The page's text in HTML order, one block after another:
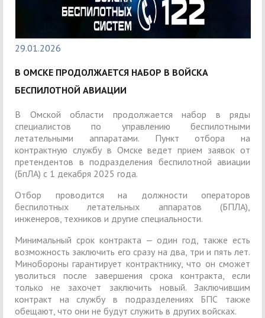
29.01.2026
В ОМСКЕ ПРОДОЛЖАЕТСЯ НАБОР В ВОЙСКА
БЕСПИЛОТНОЙ АВИАЦИИ
В Омской области продолжается набор в ряды
специалистов по управлению беспилотными
летательными аппаратами. Пункт отбора на
контрактную службу в Омске ведет прием заявок от
претендентов в подразделения беспилотной авиации
(БпЛА) с 1 декабря 2025 года.
Отбор проводится на должности операторов
беспилотных летательных аппаратов (БПЛА),
инженеров, техников и другие специальности.
Минимальный срок контракта — один год, также есть
возможность заключить его сразу на два, три и пять лет.
Минобороны гарантирует контрактнику, что он сможет
уволиться после завершения срока контракта, если
только не захочет заключить новый. Заключившим
контракт на службу в подразделениях БПС также
обещают, что они не будут служить в других войсках.